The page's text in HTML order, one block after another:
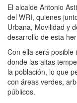
El alcalde Antonio
del WRI, quienes
Urbana, Movilidad y
desarrollo de esta
Con ella será posible
donde las altas
la población, lo que
con áreas verdes,
públicos.